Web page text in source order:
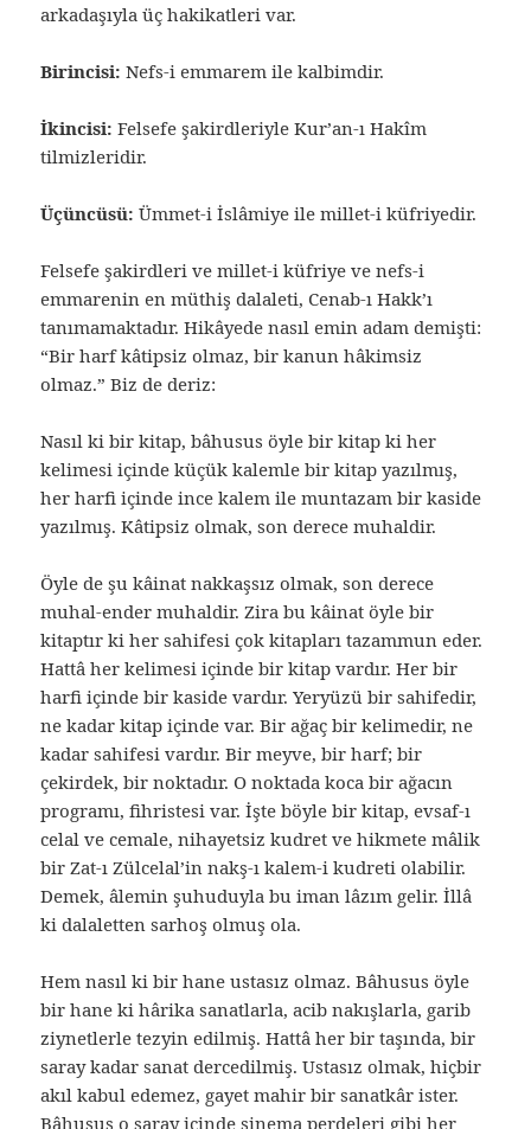
arkadaşıyla üç hakikatleri var.
Birincisi: Nefs-i emmarem ile kalbimdir.
İkincisi: Felsefe şakirdleriyle Kur’an-ı Hakîm
tilmizleridir.
Üçüncüsü: Ümmet-i İslâmiye ile millet-i küfriyedir.
Felsefe şakirdleri ve millet-i küfriye ve nefs-i
emmarenin en müthiş dalaleti, Cenab-ı Hakk’ı
tanımamaktadır. Hikâyede nasıl emin adam demişti:
“Bir harf kâtipsiz olmaz, bir kanun hâkimsiz
olmaz.” Biz de deriz:
Nasıl ki bir kitap, bâhusus öyle bir kitap ki her
kelimesi içinde küçük kalemle bir kitap yazılmış,
her harfi içinde ince kalem ile muntazam bir kaside
yazılmış. Kâtipsiz olmak, son derece muhaldir.
Öyle de şu kâinat nakkaşsız olmak, son derece
muhal-ender muhaldir. Zira bu kâinat öyle bir
kitaptır ki her sahifesi çok kitapları tazammun eder.
Hattâ her kelimesi içinde bir kitap vardır. Her bir
harfi içinde bir kaside vardır. Yeryüzü bir sahifedir,
ne kadar kitap içinde var. Bir ağaç bir kelimedir, ne
kadar sahifesi vardır. Bir meyve, bir harf; bir
çekirdek, bir noktadır. O noktada koca bir ağacın
programı, fihristesi var. İşte böyle bir kitap, evsaf-ı
celal ve cemale, nihayetsiz kudret ve hikmete mâlik
bir Zat-ı Zülcelal’in nakş-ı kalem-i kudreti olabilir.
Demek, âlemin şuhuduyla bu iman lâzım gelir. İllâ
ki dalaletten sarhoş olmuş ola.
Hem nasıl ki bir hane ustasız olmaz. Bâhusus öyle
bir hane ki hârika sanatlarla, acib nakışlarla, garib
ziynetlerle tezyin edilmiş. Hattâ her bir taşında, bir
saray kadar sanat dercedilmiş. Ustasız olmak, hiçbir
akıl kabul edemez, gayet mahir bir sanatkâr ister.
Bâhusus o saray içinde sinema perdeleri gibi her